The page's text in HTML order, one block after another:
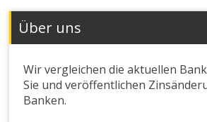
Über uns
Wir vergleichen die aktuellen
Sie und veröffentlichen
Banken.